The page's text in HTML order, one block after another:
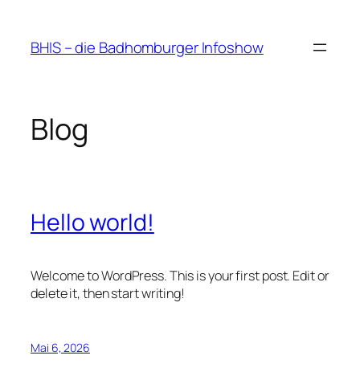
springen
BHIS – die Badhomburger Infoshow
Blog
Hello world!
Welcome to WordPress. This is your first post. Edit or
delete it, then start writing!
Mai 6, 2026